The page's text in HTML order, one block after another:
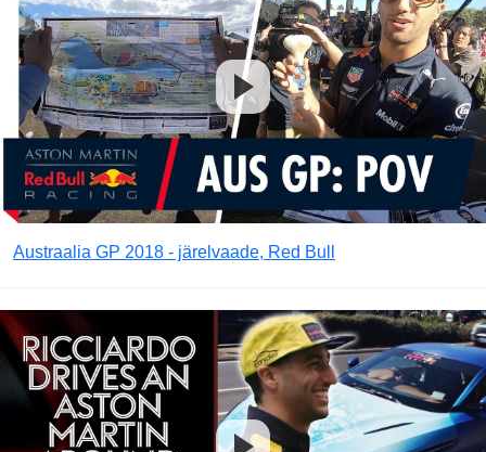
Austraalia GP 2018 - järelvaade, Red Bull